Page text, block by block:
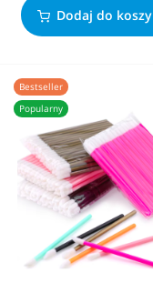
Dodaj do
Bestseller
Popularny